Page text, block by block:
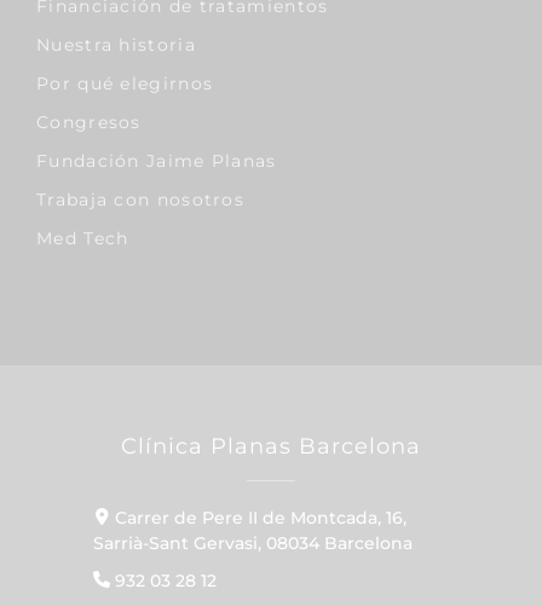
Financiación de tratamientos
Nuestra historia
Por qué elegirnos
Congresos
Fundación Jaime Planas
Trabaja con nosotros
Med Tech
Clínica Planas Barcelona
Carrer de Pere II de Montcada, 16,
Sarrià-Sant Gervasi, 08034 Barcelona
932 03 28 12